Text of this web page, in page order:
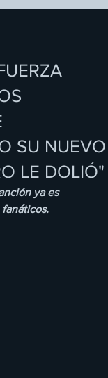
SU NUEVO
LE DOLIÓ"
ya es